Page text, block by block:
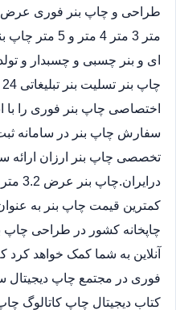
متر 3 متر 4
ای و بنر چسبی و چسبدار و
اختصاصی چاپ بنر فوری را با
سفارش چاپ بنر در سامانه
تخصصی چاپ بنر ارزان ارائه
کمترین قیمت چاپ بنر به
چاپخانه کشور در طراحی
آنلاین به شما کمک خواهد
فوری در مجتمع چاپ دیجیتال
کتاب دیجیتال چاپ کاتالوگ